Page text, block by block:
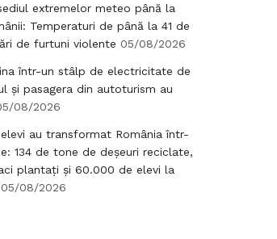
extremelor meteo până la
Temperaturi de până la 41 de
de furtuni violente 05/08/2026
într-un stâlp de electricitate de
și pasagera din autoturism au
08/2026
au transformat România într-
134 de tone de deșeuri reciclate,
plantați și 60.000 de elevi la
05/08/2026